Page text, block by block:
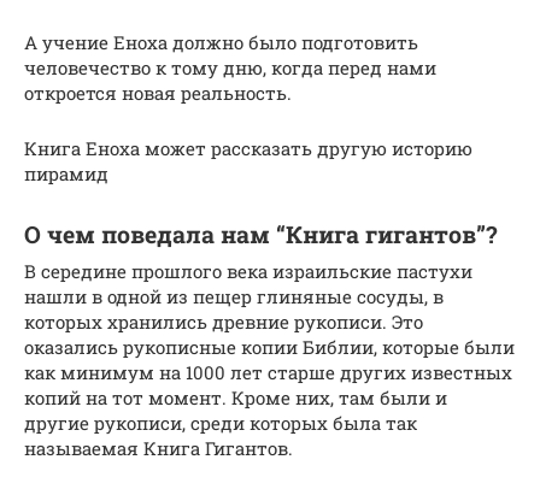
А учение Еноха должно было подготовить
человечество к тому дню, когда перед нами
откроется новая реальность.
Книга Еноха может рассказать другую историю
пирамид
О чем поведала нам “Книга гигантов”?
В середине прошлого века израильские пастухи
нашли в одной из пещер глиняные сосуды, в
которых хранились древние рукописи. Это
оказались рукописные копии Библии, которые были
как минимум на 1000 лет старше других известных
копий на тот момент. Кроме них, там были и
другие рукописи, среди которых была так
называемая Книга Гигантов.